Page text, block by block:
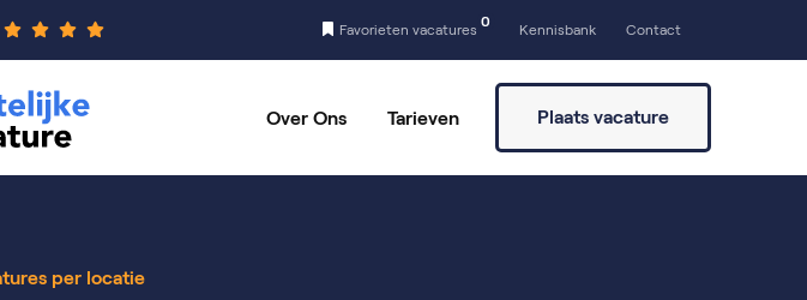
Favorieten vacatures
0
Kennisbank Contact
Over Ons Tarieven Plaats vacature
per locatie